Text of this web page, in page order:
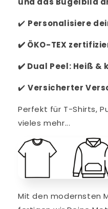
✔️ Personalisiere
✔️ ÖKO-TEX
✔️ Dual Peel: Heiß &
✔️ Versicherter
Perfekt für T-Shirts,
vieles mehr...
Mit den modernsten